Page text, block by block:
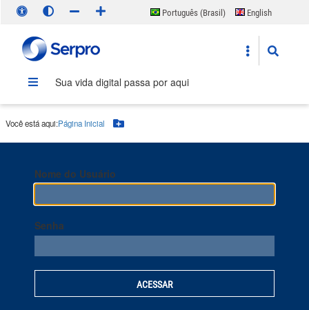
Português (Brasil)
English
Sua vida digital passa por aqui
Você está aqui:Página Inicial Botão Menu
Nome do Usuário
Senha